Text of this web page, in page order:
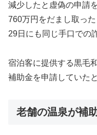
減少したと虚偽の申請
760万円をだまし取っ
29日にも同じ手口での
宿泊客に提供する黒毛
補助金を申請していた
老舗の温泉が補